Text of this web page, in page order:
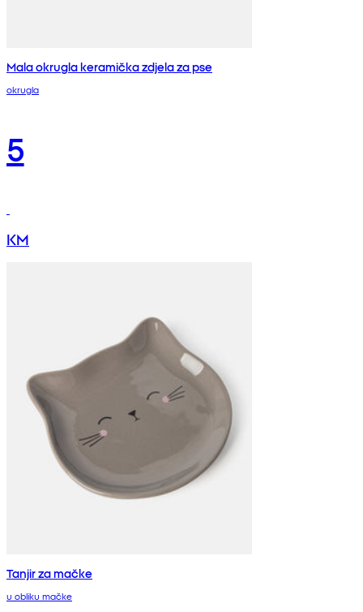
Mala okrugla keramička zdjela za pse
okrugla
5
KM
Tanjir za mačke
u obliku mačke